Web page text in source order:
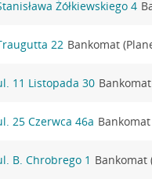
Żółkiewskiego 4
22 Bankomat
11 Listopada 30
25 Czerwca 46a
B. Chrobrego 1 Bankomat